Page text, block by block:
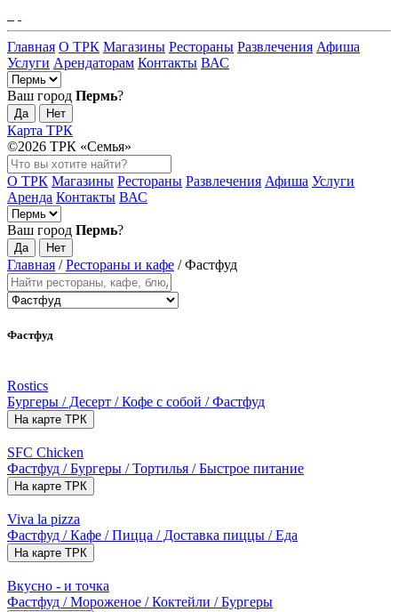
Главная О ТРК Магазины Рестораны Развлечения Афиша
Услуги Арендаторам Контакты ВАС
Ваш город Пермь?
Да Нет
Карта ТРК
©2026 ТРК «Семья»
О ТРК Магазины Рестораны Развлечения Афиша Услуги
Аренда Контакты ВАС
Ваш город Пермь?
Да Нет
Главная /Рестораны и кафе /Фастфуд
Фастфуд
Rostics
Бургеры / Десерт / Кофе с собой / Фастфуд
На карте ТРК
SFC Chicken
Фастфуд / Бургеры / Тортилья / Быстрое питание
На карте ТРК
Viva la pizza
Фастфуд / Кафе / Пицца / Доставка пиццы / Еда
На карте ТРК
Вкусно - и точка
Фастфуд / Мороженое / Коктейли / Бургеры